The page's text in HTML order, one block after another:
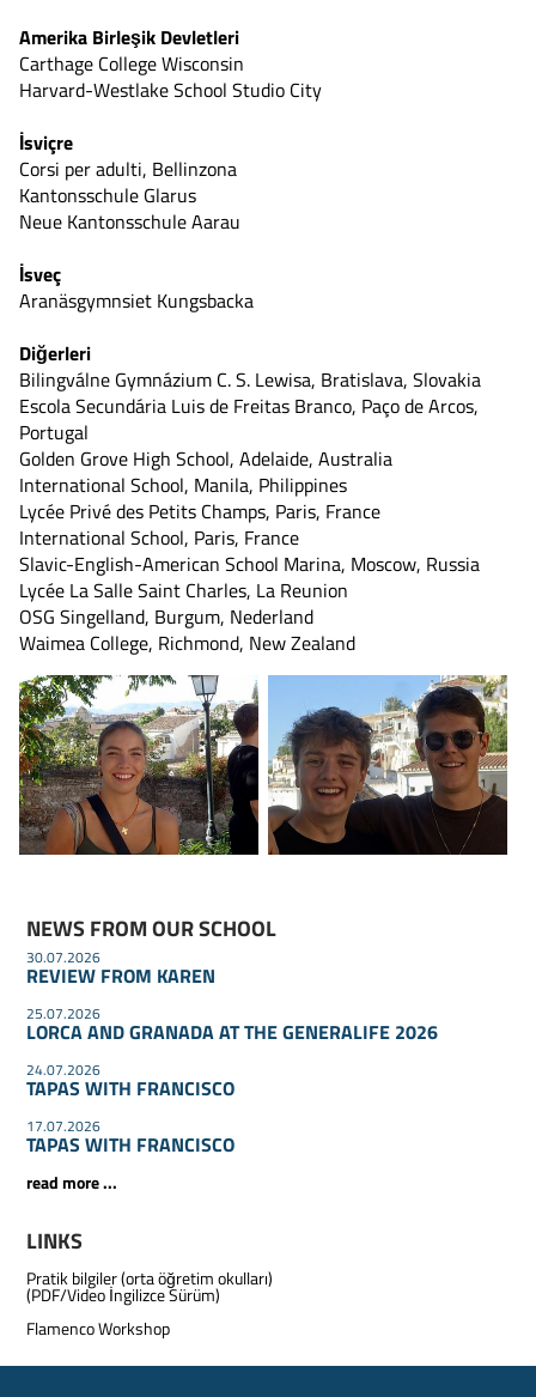
Amerika Birleşik Devletleri
Carthage College Wisconsin
Harvard-Westlake School Studio City
İsviçre
Corsi per adulti, Bellinzona
Kantonsschule Glarus
Neue Kantonsschule Aarau
İsveç
Aranäsgymnsiet Kungsbacka
Diğerleri
Bilingválne Gymnázium C. S. Lewisa, Bratislava, Slovakia
Escola Secundária Luis de Freitas Branco, Paço de Arcos,
Portugal
Golden Grove High School, Adelaide, Australia
International School, Manila, Philippines
Lycée Privé des Petits Champs, Paris, France
International School, Paris, France
Slavic-English-American School Marina, Moscow, Russia
Lycée La Salle Saint Charles, La Reunion
OSG Singelland, Burgum, Nederland
Waimea College, Richmond, New Zealand
NEWS FROM OUR SCHOOL
30.07.2026
REVIEW FROM KAREN
25.07.2026
LORCA AND GRANADA AT THE GENERALIFE 2026
24.07.2026
TAPAS WITH FRANCISCO
17.07.2026
TAPAS WITH FRANCISCO
read more ...
LINKS
Pratik bilgiler (orta öğretim okulları)
(PDF/Video İngilizce Sürüm)
Flamenco Workshop